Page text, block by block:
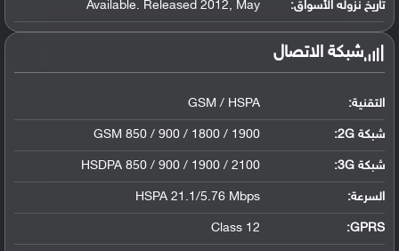
تاريخ نزوله الأسواق: Available. Released 2012, May
شبكة الاتصال
التقنية: GSM / HSPA
شبكة 2G: GSM 850 / 900 / 1800 / 1900
شبكة 3G :
HSDPA 850 / 900 / 1900 / 2100
السرعة: HSPA 21.1/5.76 Mbps
GPRS:
Class 12